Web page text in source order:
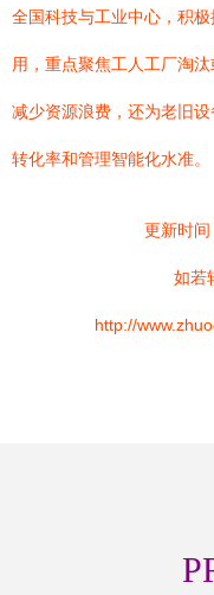
全国科技与工业中心，积
用，重点聚焦工人工厂淘
减少资源浪费，还为老旧
转化率和管理智能化水准。
更新时
如若
http://